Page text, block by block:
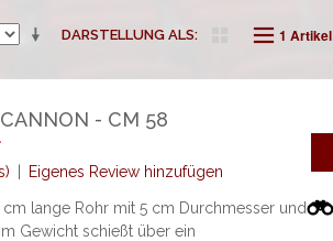
DARSTELLUNG ALS 1 Artikel
- CM 58
Eigenes Review hinzufügen
cm lange Rohr mit 5 cm Durchmesser und
Gewicht schießt über ein